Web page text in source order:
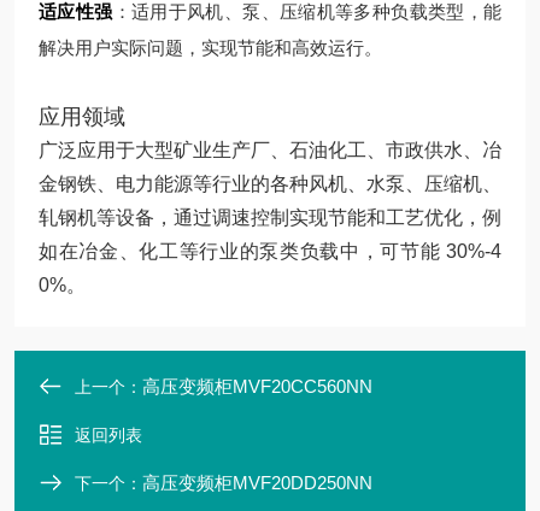
适应性强 ：适用于风机、泵、压缩机等多种负载类型，能
解决用户实际问题，实现节能和高效运行。
应用领域
广泛应用于大型矿业生产厂、石油化工、市政供水、冶
金钢铁、电力能源等行业的各种风机、水泵、压缩机、
轧钢机等设备，通过调速控制实现节能和工艺优化，例
如在冶金、化工等行业的泵类负载中，可节能 30%-4
0%。
上一个： 高压变频柜MVF20CC560NN
返回列表
下一个： 高压变频柜MVF20DD250NN